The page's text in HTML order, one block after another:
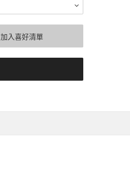
加入喜好清單